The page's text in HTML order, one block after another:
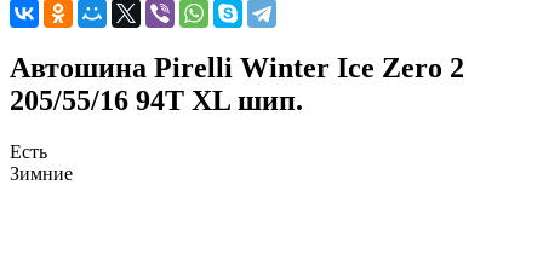
Автошина Pirelli Winter Ice Zero 2
205/55/16 94T XL шип.
Есть
Зимние